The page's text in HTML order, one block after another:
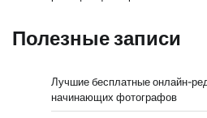
Полезные записи
Лучшие бесплатные онлайн-
начинающих фотографов